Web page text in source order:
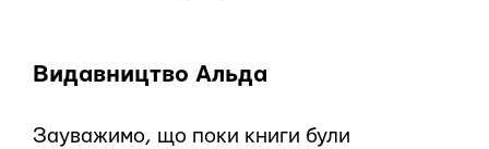
Видавництво Альда
Зауважимо, що поки книги були